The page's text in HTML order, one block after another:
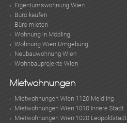
Eigentumswohnung Wien
Büro kaufen
Büro mieten
Wohnung in Mödling
Wohnung Wien Umgebung
Neubauwohnung Wien
Wohnbauprojekte Wien
Mietwohnungen
Mietwohnungen Wien 1120 Meidling
Mietwohnungen Wien 1010 Innere Stadt
Mietwohnungen Wien 1020 Leopoldstadt